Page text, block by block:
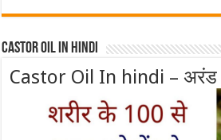
Castor Oil In Hindi
Castor Oil In hindi – अरंड